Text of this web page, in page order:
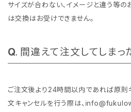
サイズが合わない、イメージと違う等
は交換はお受けできません。
間違えて注文してしまっ
ご注文後より24時間以内であれば原則
文キャンセルを行う際は、